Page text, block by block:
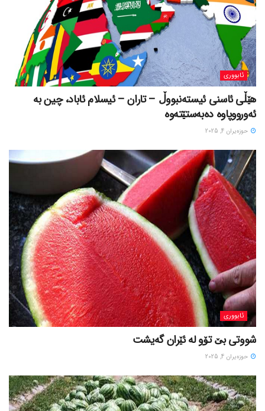
ئابووری
هێڵی ئاسنی ئیستەنبووڵ – تاران – ئیسلام ئاباد، چین بە
ئەورووپاوە دەبەستێتەوە
حوزه‌یران 4, 2025
ئابووری
شووتی بێ تۆو لە ئێران گەیشت
حوزه‌یران 4, 2025